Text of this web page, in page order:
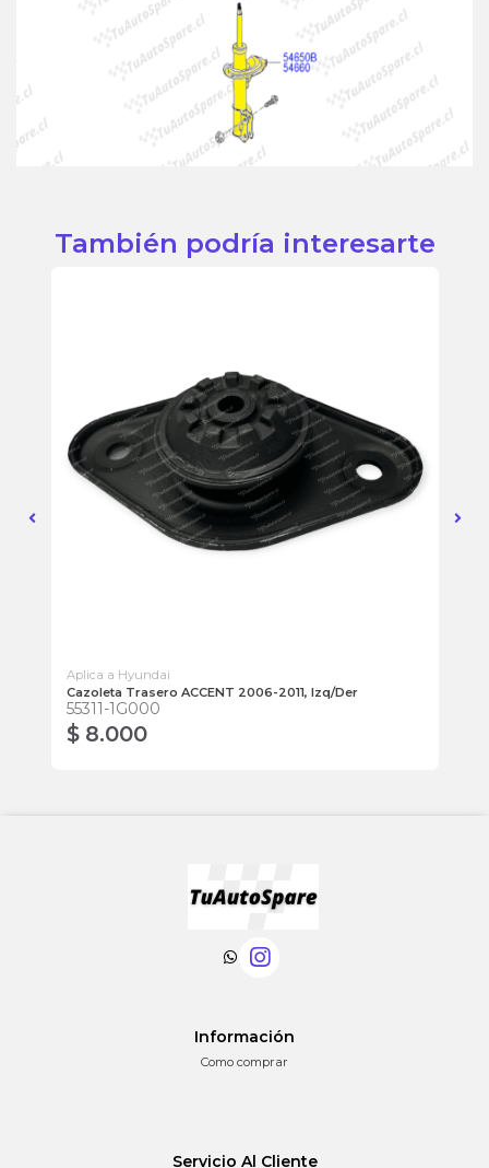
También podría interesarte
Aplica a Hyundai
Cazoleta Trasero ACCENT 2006-2011, Izq/Der
55311-1G000
$ 8.000
Información
Como comprar
Servicio Al Cliente